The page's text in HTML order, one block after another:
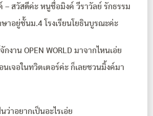
– สวัสดีค่ะ หนูชื่อมิงค์ วีราวัลย์ รักธรรม
าอยู่ชั้นม.4 โรงเรียนโยธินบูรณะค่ะ
กงาน OPEN WORLD มาจากไหนเอ่ย
นเจอในทวิตเตอร์ค่ะ ก็เลยชวนมิ้งค์มา
ว่าอยากเป็นอะไรเอ่ย